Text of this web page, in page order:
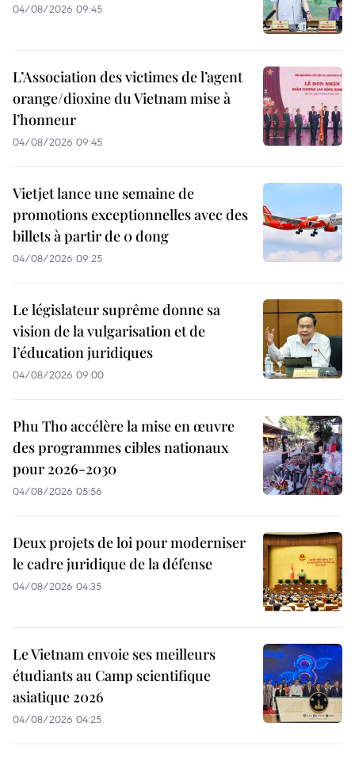
04/08/2026 09:45
L’Association des victimes de l’agent
orange/dioxine du Vietnam mise à
l’honneur
04/08/2026 09:45
Vietjet lance une semaine de
promotions exceptionnelles avec des
billets à partir de 0 dong
04/08/2026 09:25
Le législateur suprême donne sa
vision de la vulgarisation et de
l’éducation juridiques
04/08/2026 09:00
Phu Tho accélère la mise en œuvre
des programmes cibles nationaux
pour 2026-2030
04/08/2026 05:56
Deux projets de loi pour moderniser
le cadre juridique de la défense
04/08/2026 04:35
Le Vietnam envoie ses meilleurs
étudiants au Camp scientifique
asiatique 2026
04/08/2026 04:25